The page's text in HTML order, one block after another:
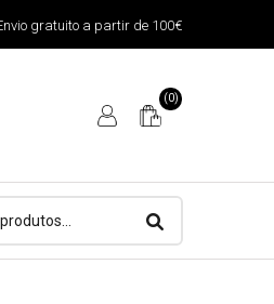
gratuito a partir de 100€
(0)